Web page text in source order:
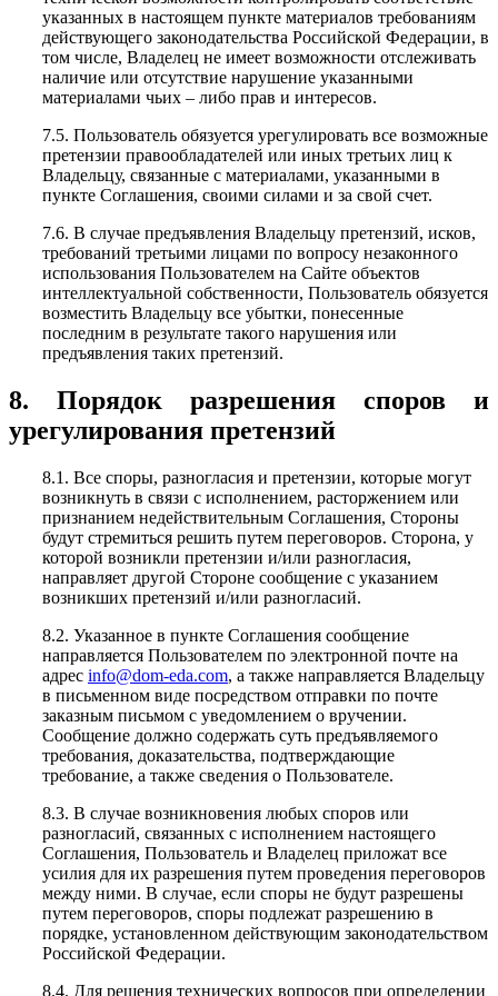
указанных в настоящем пункте материалов требованиям
действующего законодательства Российской Федерации, в
том числе, Владелец не имеет возможности отслеживать
наличие или отсутствие нарушение указанными
материалами чьих – либо прав и интересов.
7.5. Пользователь обязуется урегулировать все возможные
претензии правообладателей или иных третьих лиц к
Владельцу, связанные с материалами, указанными в
пункте Соглашения, своими силами и за свой счет.
7.6. В случае предъявления Владельцу претензий, исков,
требований третьими лицами по вопросу незаконного
использования Пользователем на Сайте объектов
интеллектуальной собственности, Пользователь обязуется
возместить Владельцу все убытки, понесенные
последним в результате такого нарушения или
предъявления таких претензий.
8. Порядок разрешения споров и
урегулирования претензий
8.1. Все споры, разногласия и претензии, которые могут
возникнуть в связи с исполнением, расторжением или
признанием недействительным Соглашения, Стороны
будут стремиться решить путем переговоров. Сторона, у
которой возникли претензии и/или разногласия,
направляет другой Стороне сообщение с указанием
возникших претензий и/или разногласий.
8.2. Указанное в пункте Соглашения сообщение
направляется Пользователем по электронной почте на
адрес info@dom-eda.com, а также направляется Владельцу
в письменном виде посредством отправки по почте
заказным письмом с уведомлением о вручении.
Сообщение должно содержать суть предъявляемого
требования, доказательства, подтверждающие
требование, а также сведения о Пользователе.
8.3. В случае возникновения любых споров или
разногласий, связанных с исполнением настоящего
Соглашения, Пользователь и Владелец приложат все
усилия для их разрешения путем проведения переговоров
между ними. В случае, если споры не будут разрешены
путем переговоров, споры подлежат разрешению в
порядке, установленном действующим законодательством
Российской Федерации.
8.4. Для решения технических вопросов при определении